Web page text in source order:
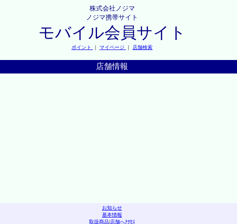
株式会社ノジマ
ノジマ携帯サイト
モバイル会員サイト
ポイント ｜ マイページ ｜ 店舗検索
店舗情報
お知らせ
基本情報
取扱商品|店舗へｱｸｾｽ